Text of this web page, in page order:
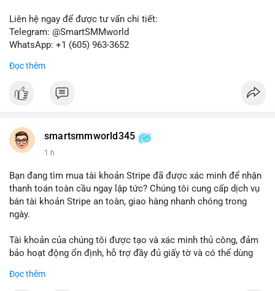
Liên hệ ngay để được tư vấn chi tiết:
Telegram: @SmartSMMworld
WhatsApp: +1 (605) 963-3652
Lưu ý: Việc mua bán tài khoản có thể vi phạm điều khoản dịch
Đọc thêm
smartsmmworld345
1 h
Bạn đang tìm mua tài khoản Stripe đã được xác minh để nhận
thanh toán toàn cầu ngay lập tức? Chúng tôi cung cấp dịch vụ
bán tài khoản Stripe an toàn, giao hàng nhanh chóng trong
ngày.
Tài khoản của chúng tôi được tạo và xác minh thủ công, đảm
bảo hoạt động ổn định, hỗ trợ đầy đủ giấy tờ và có thể dùng
Đọc thêm